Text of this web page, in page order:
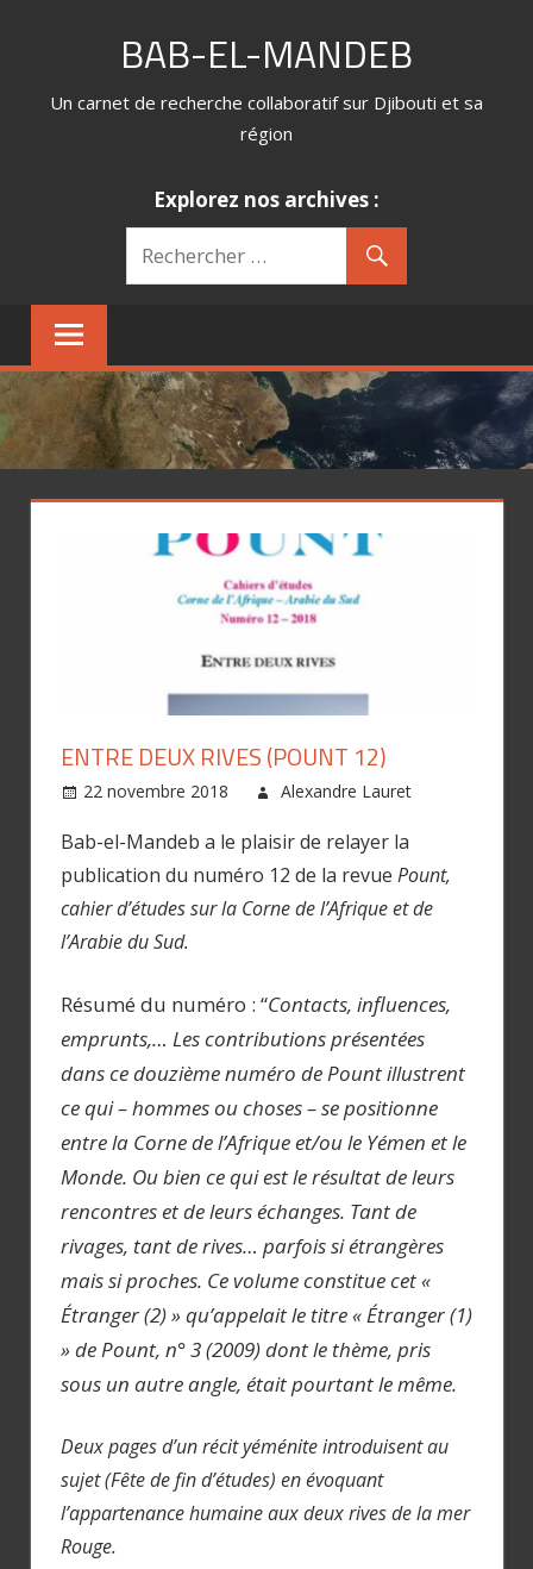
BAB-EL-MANDEB
Un carnet de recherche collaboratif sur Djibouti et sa
région
Explorez nos archives :
ENTRE DEUX RIVES (POUNT 12)
22 novembre 2018 Alexandre Lauret
Bab-el-Mandeb a le plaisir de relayer la
publication du numéro 12 de la revue Pount,
cahier d’études sur la Corne de l’Afrique et de
l’Arabie du Sud.
Résumé du numéro : “Contacts, influences,
emprunts,… Les contributions présentées
dans ce douzième numéro de Pount illustrent
ce qui – hommes ou choses – se positionne
entre la Corne de l’Afrique et/ou le Yémen et le
Monde. Ou bien ce qui est le résultat de leurs
rencontres et de leurs échanges. Tant de
rivages, tant de rives… parfois si étrangères
mais si proches. Ce volume constitue cet «
Étranger (2) » qu’appelait le titre « Étranger (1)
» de Pount, n° 3 (2009) dont le thème, pris
sous un autre angle, était pourtant le même.
Deux pages d’un récit yéménite introduisent au
sujet (Fête de fin d’études) en évoquant
l’appartenance humaine aux deux rives de la mer
Rouge.